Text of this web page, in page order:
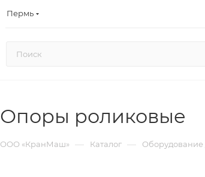
Пермь
Опоры роликовые
ООО «КранМаш» — Каталог — Оборудование